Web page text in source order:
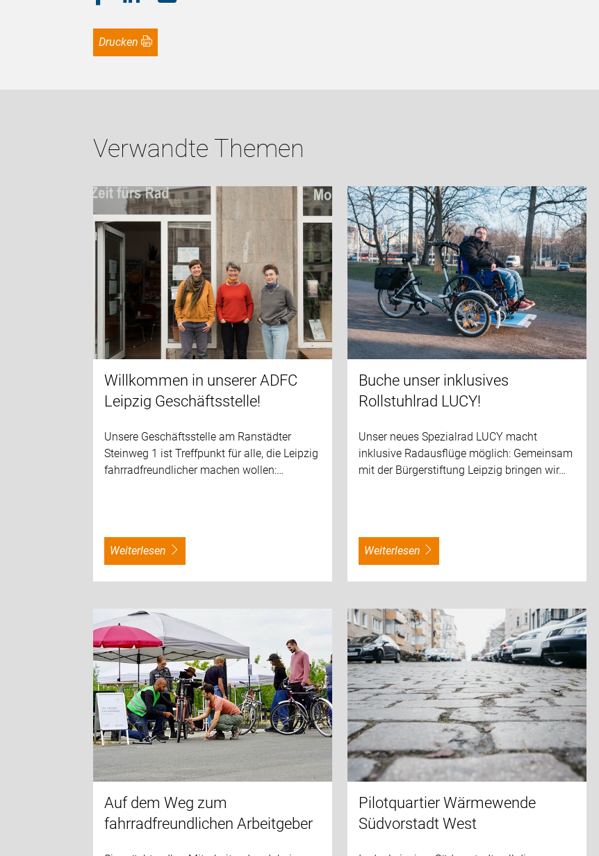
Drucken
Verwandte Themen
Willkommen in unserer ADFC
Leipzig Geschäftsstelle!
Unsere Geschäftsstelle am Ranstädter
Steinweg 1 ist Treffpunkt für alle, die Leipzig
fahrradfreundlicher machen wollen:…
weiterlesen
Buche unser inklusives
Rollstuhlrad LUCY!
Unser neues Spezialrad LUCY macht
inklusive Radausflüge möglich: Gemeinsam
mit der Bürgerstiftung Leipzig bringen wir…
weiterlesen
Auf dem Weg zum
fahrradfreundlichen Arbeitgeber
Pilotquartier Wärmewende
Südvorstadt West